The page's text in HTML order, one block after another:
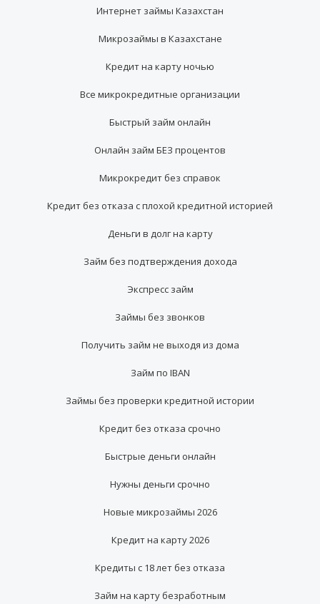
Интернет займы Казахстан
Микрозаймы в Казахстане
Кредит на карту ночью
Все микрокредитные организации
Быстрый займ онлайн
Онлайн займ БЕЗ процентов
Микрокредит без справок
Кредит без отказа с плохой кредитной историей
Деньги в долг на карту
Займ без подтверждения дохода
Экспресс займ
Займы без звонков
Получить займ не выходя из дома
Займ по IBAN
Займы без проверки кредитной истории
Кредит без отказа срочно
Быстрые деньги онлайн
Нужны деньги срочно
Новые микрозаймы 2026
Кредит на карту 2026
Кредиты с 18 лет без отказа
Займ на карту безработным